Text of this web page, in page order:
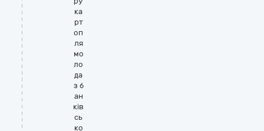
ка
рт
оп
ля
мо
ло
да
з б
ан
ків
сь
ко